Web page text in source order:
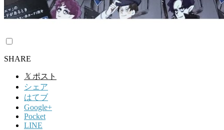
SHARE
𝕏 ポスト
シェア
はてブ
Google+
Pocket
LINE